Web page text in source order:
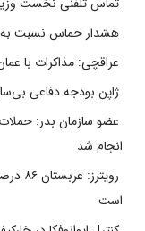
هشدار حماس نسبت
عراقچی: مذاکرات با
ژاپن بودجه دفاعی بی‌سابقه ۵۶ میلیارد دلاری را در
عضو سازمان بدر: حملات
انجام شد
است